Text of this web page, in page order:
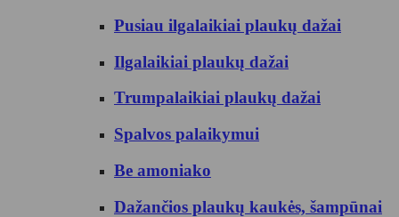
Pusiau ilgalaikiai plaukų dažai
Ilgalaikiai plaukų dažai
Trumpalaikiai plaukų dažai
Spalvos palaikymui
Be amoniako
Dažančios plaukų kaukės, šampūnai